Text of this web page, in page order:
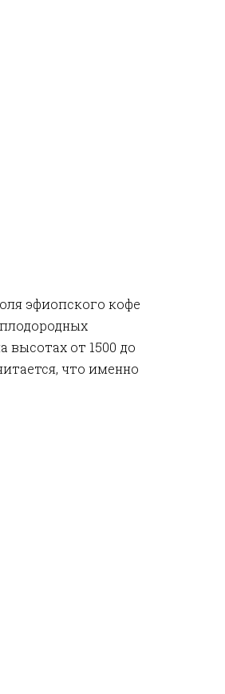
эфиопского кофе
от 1500 до
что именно